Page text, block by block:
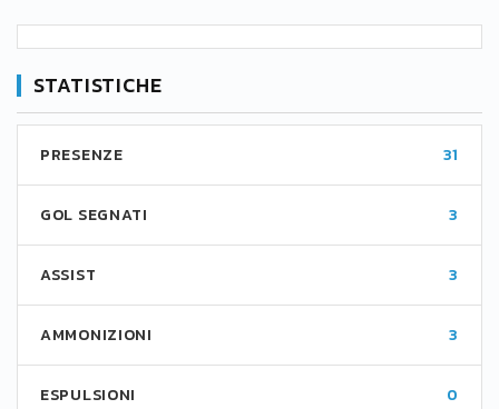
STATISTICHE
PRESENZE 31
GOL SEGNATI 3
ASSIST 3
AMMONIZIONI 3
ESPULSIONI 0